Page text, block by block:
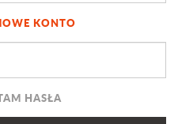
KONTO
HASŁA